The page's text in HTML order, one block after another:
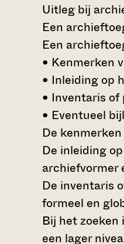
Uitleg bij
Een
Een
• Kenmerken
• Inleiding op
• Inventaris
• Eventueel
De
De inleiding
archiefvormer
De inventaris
formeel en
Bij het
een lager